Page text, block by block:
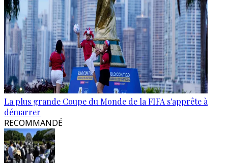
La plus grande Coupe du Monde de la FIFA s'apprête à
démarrer
RECOMMANDÉ